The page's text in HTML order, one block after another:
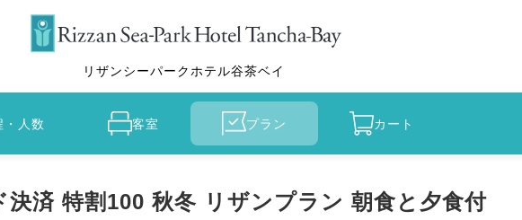
リザンシーパークホテル谷茶ベイ
・人数 客室 プラン カート
決済 特割100 秋冬 リザンプラン 朝食と夕食付